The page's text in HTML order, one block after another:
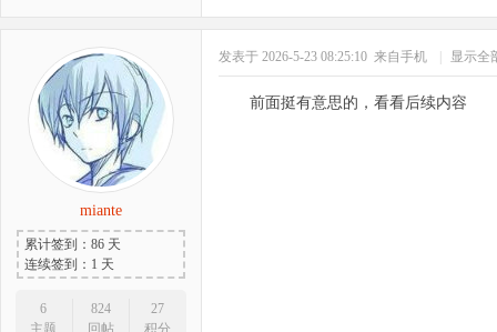
miante
累计签到：86 天
连续签到：1 天
6
主题
824
回帖
27
积分
发表于 2026-5-23 08:25:10 来自手机 显示全
前面挺有意思的，看看后续内容